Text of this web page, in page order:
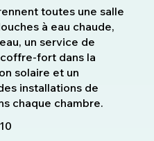
toutes une salle
à eau chaude,
un service de
fort dans la
solaire et un
installations de
chaque chambre.
10